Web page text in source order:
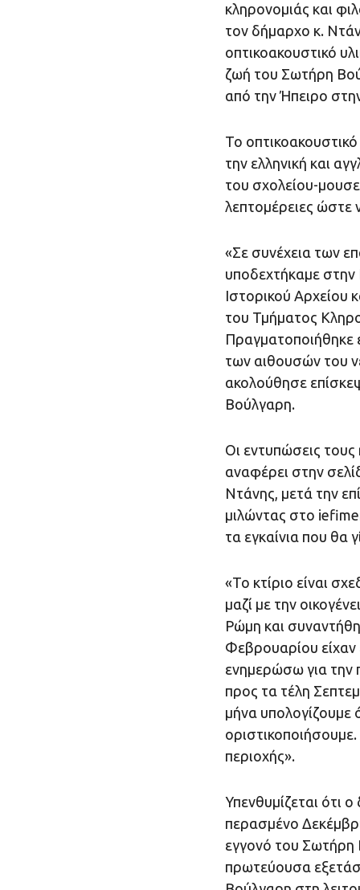
κληρονομιάς και
τον δήμαρχο κ.
οπτικοακουστικό
ζωή του Σωτήρη
από την Ήπειρο
Το
την ελληνική και
του σχολείου-
λεπτομέρειες ώστε
«Σε συνέχεια των
υποδεχτήκαμε
Ιστορικού Αρχείου
του Τμήματος
Πραγματοποιήθηκε
των αιθουσών του
ακολούθησε
Βούλγαρη.
Οι εντυπώσεις τους
αναφέρει στην
Ντάνης, μετά την
μιλώντας στο
τα εγκαίνια που θα
«Το κτίριο είναι
μαζί με την
Ρώμη και
Φεβρουαρίου είχαν
ενημερώσω για την
προς τα τέλη
μήνα υπολογίζουμε
περιοχής».
Υπενθυμίζεται ότι
περασμένο
εγγονό του Σωτήρη
πρωτεύουσα